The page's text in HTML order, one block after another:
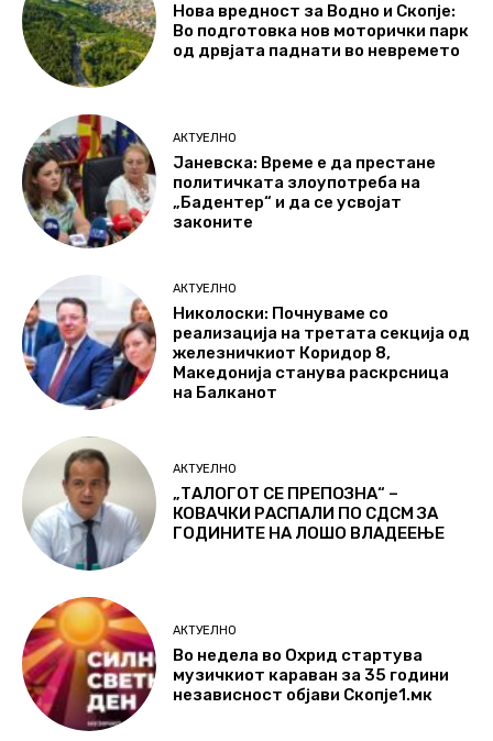
Нова вредност за Водно и Скопје:
Во подготовка нов моторички парк
од дрвјата паднати во невремето
АКТУЕЛНО
Јаневска: Време е да престане
политичката злоупотреба на
„Бадентер“ и да се усвојат
законите
АКТУЕЛНО
Николоски: Почнуваме со
реализација на третата секција од
железничкиот Коридор 8,
Македонија станува раскрсница
на Балканот
АКТУЕЛНО
„ТАЛОГОТ СЕ ПРЕПОЗНА“ –
КОВАЧКИ РАСПАЛИ ПО СДСМ ЗА
ГОДИНИТЕ НА ЛОШО ВЛАДЕЕЊЕ
АКТУЕЛНО
Во недела во Охрид стартува
музичкиот караван за 35 години
независност објави Скопје1.мк